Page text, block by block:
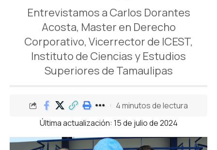
Entrevistamos a Carlos Dorantes
Acosta, Master en Derecho
Corporativo, Vicerrector de ICEST,
Instituto de Ciencias y Estudios
Superiores de Tamaulipas
Última actualización: 15 de julio de 2024
4 minutos de lectura